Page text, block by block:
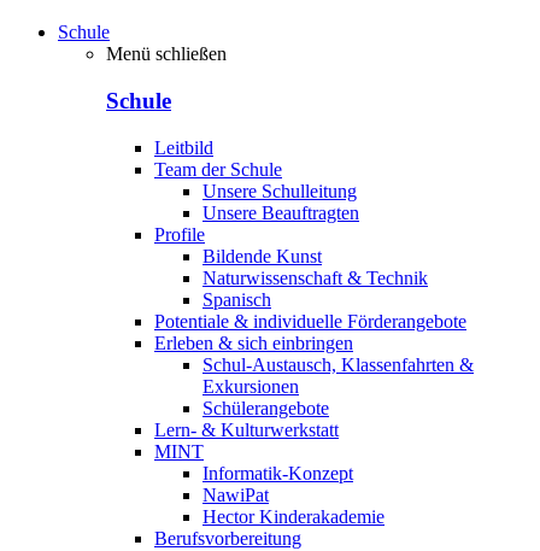
Schule
Menü schließen
Schule
Leitbild
Team der Schule
Unsere Schulleitung
Unsere Beauftragten
Profile
Bildende Kunst
Naturwissenschaft & Technik
Spanisch
Potentiale & individuelle Förderangebote
Erleben & sich einbringen
Schul-Austausch, Klassenfahrten &
Exkursionen
Schülerangebote
Lern- & Kulturwerkstatt
MINT
Informatik-Konzept
NawiPat
Hector Kinderakademie
Berufsvorbereitung